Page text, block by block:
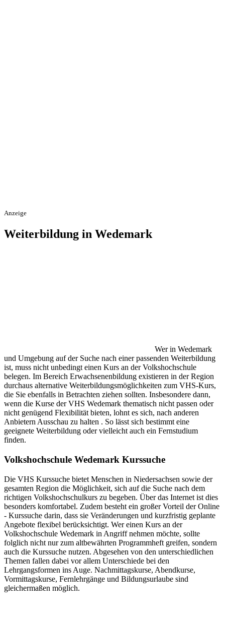
Anzeige
Weiterbildung in Wedemark
Wer in Wedemark
und Umgebung auf der Suche nach einer passenden Weiterbildung
ist, muss nicht unbedingt einen Kurs an der Volkshochschule
belegen. Im Bereich Erwachsenenbildung existieren in der Region
durchaus alternative Weiterbildungsmöglichkeiten zum VHS-Kurs,
die Sie ebenfalls in Betrachten ziehen sollten. Insbesondere dann,
wenn die Kurse der VHS Wedemark thematisch nicht passen oder
nicht genügend Flexibilität bieten, lohnt es sich, nach anderen
Anbietern Ausschau zu halten . So lässt sich bestimmt eine
geeignete Weiterbildung oder vielleicht auch ein Fernstudium
finden.
Volkshochschule Wedemark Kurssuche
Die VHS Kurssuche bietet Menschen in Niedersachsen sowie der
gesamten Region die Möglichkeit, sich auf die Suche nach dem
richtigen Volkshochschulkurs zu begeben. Über das Internet ist dies
besonders komfortabel. Zudem besteht ein großer Vorteil der Online
- Kurssuche darin, dass sie Veränderungen und kurzfristig geplante
Angebote flexibel berücksichtigt. Wer einen Kurs an der
Volkshochschule Wedemark in Angriff nehmen möchte, sollte
folglich nicht nur zum altbewährten Programmheft greifen, sondern
auch die Kurssuche nutzen. Abgesehen von den unterschiedlichen
Themen fallen dabei vor allem Unterschiede bei den
Lehrgangsformen ins Auge. Nachmittagskurse, Abendkurse,
Vormittagskurse, Fernlehrgänge und Bildungsurlaube sind
gleichermaßen möglich.